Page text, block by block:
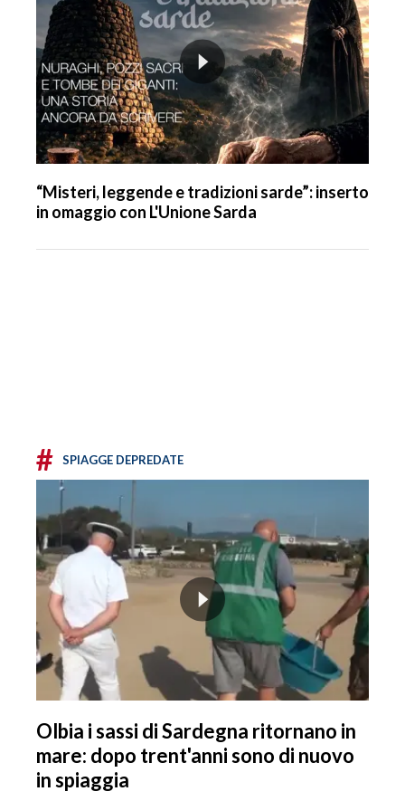
“Misteri, leggende e tradizioni sarde”: inserto
in omaggio con L'Unione Sarda
# SPIAGGE DEPREDATE
Olbia i sassi di Sardegna ritornano in
mare: dopo trent'anni sono di nuovo
in spiaggia